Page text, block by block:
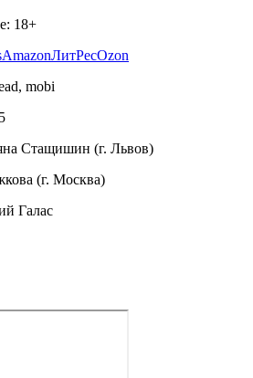
18+
AmazonЛитРесOzon
mobi
Стащишин (г. Львов)
(г. Москва)
Галас